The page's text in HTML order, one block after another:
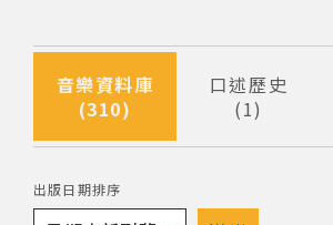
音樂資料庫
310
筆資料
口述歷史
1
出版日期排序
組織協會
曲目統計表
臺北流行音樂中心